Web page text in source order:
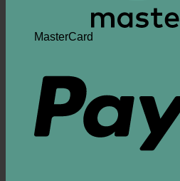
MasterCard